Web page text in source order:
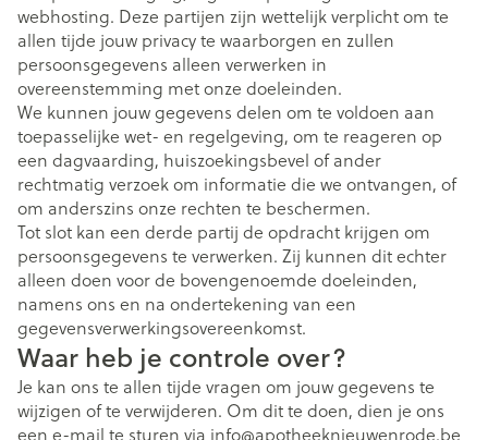
webhosting. Deze partijen zijn wettelijk verplicht om te
allen tijde jouw privacy te waarborgen en zullen
persoonsgegevens alleen verwerken in
overeenstemming met onze doeleinden.
We kunnen jouw gegevens delen om te voldoen aan
toepasselijke wet- en regelgeving, om te reageren op
een dagvaarding, huiszoekingsbevel of ander
rechtmatig verzoek om informatie die we ontvangen, of
om anderszins onze rechten te beschermen.
Tot slot kan een derde partij de opdracht krijgen om
persoonsgegevens te verwerken. Zij kunnen dit echter
alleen doen voor de bovengenoemde doeleinden,
namens ons en na ondertekening van een
gegevensverwerkingsovereenkomst.
Waar heb je controle over?
Je kan ons te allen tijde vragen om jouw gegevens te
wijzigen of te verwijderen. Om dit te doen, dien je ons
een e-mail te sturen via info@apotheeknieuwenrode.be